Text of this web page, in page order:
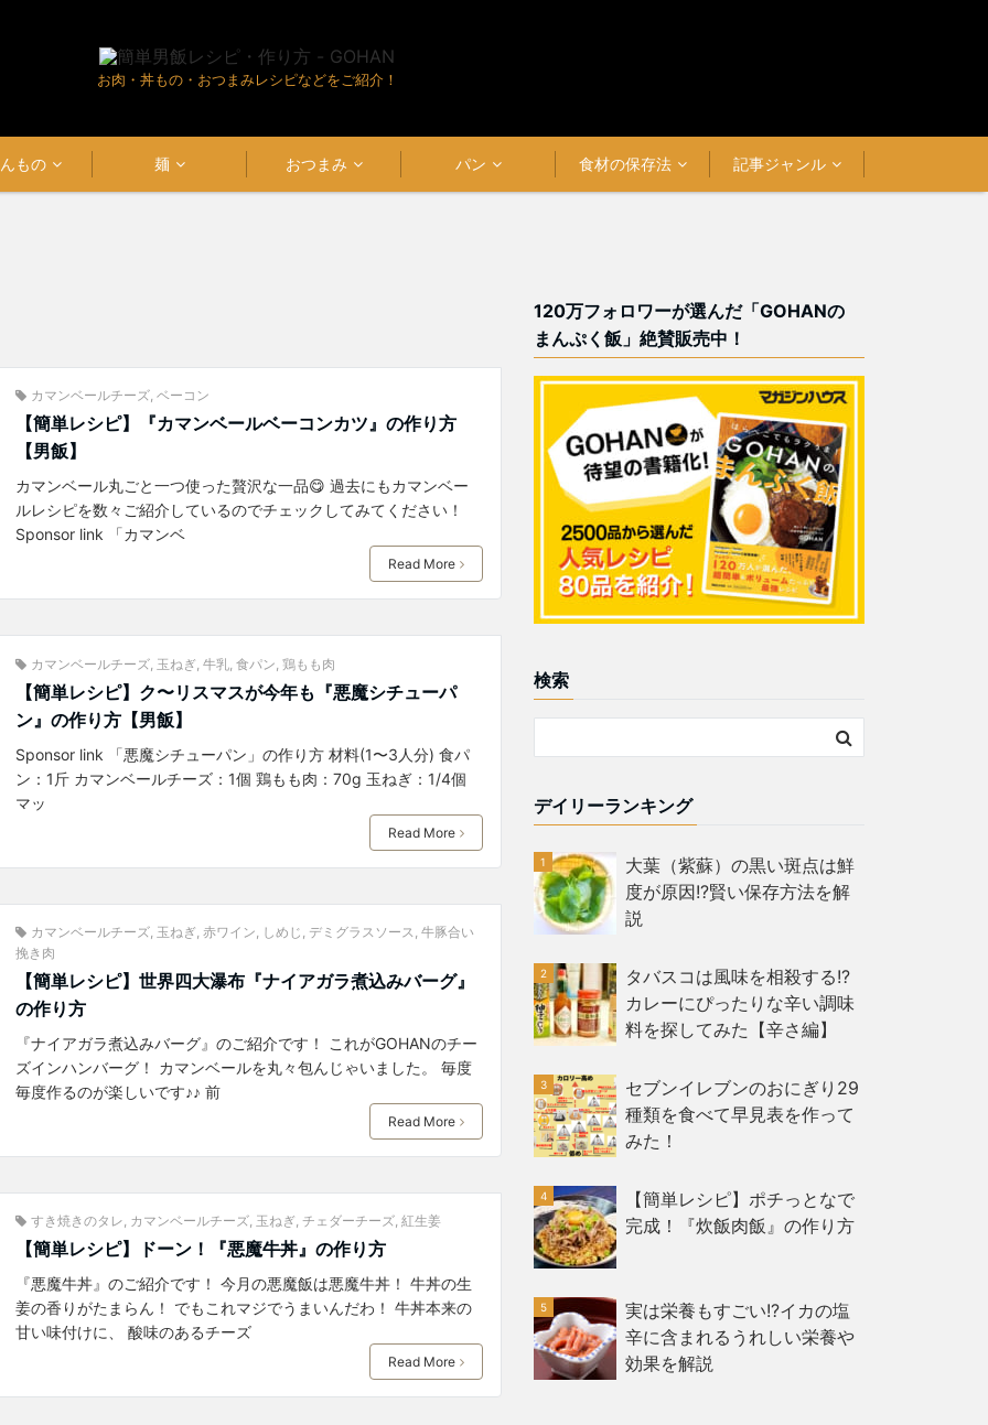
お肉・丼もの・おつまみレシピなどをご紹介！
もの 麺 おつまみ パン 食材の保存法 記事ジャンル
カマンベールチーズ, ベーコン
【簡単レシピ】『カマンベールベーコンカツ』の作り方
【男飯】
カマンベール丸ごと一つ使った贅沢な一品😋 過去にもカマンベー
ルレシピを数々ご紹介しているのでチェックしてみてください！
Sponsor link 「カマンベ
Read More
カマンベールチーズ, 玉ねぎ 牛乳, 食パン 鶏もも肉
【簡単レシピ】ク〜リスマスが今年も『悪魔シチューパ
ン』の作り方【男飯】
Sponsor link 「悪魔シチューパン」の作り方 材料(1〜3人分) 食パ
ン：1斤 カマンベールチーズ：1個 鶏もも肉：70g 玉ねぎ：1/4個
マッ
Read More
カマンベールチーズ, 玉ねぎ 赤ワイン しめじ デミグラスソース 牛豚合い
挽き肉
【簡単レシピ】世界四大瀑布『ナイアガラ煮込みバーグ』
の作り方
『ナイアガラ煮込みバーグ』のご紹介です！ これがGOHANのチー
ズインハンバーグ！ カマンベールを丸々包んじゃいました。 毎度
毎度作るのが楽しいです♪♪ 前
Read More
すき焼きのタレ, カマンベールチーズ, 玉ねぎ, チェダーチーズ, 紅生姜
【簡単レシピ】ドーン！『悪魔牛丼』の作り方
『悪魔牛丼』のご紹介です！ 今月の悪魔飯は悪魔牛丼！ 牛丼の生
姜の香りがたまらん！ でもこれマジでうまいんだわ！ 牛丼本来の
甘い味付けに、 酸味のあるチーズ
Read More
120万フォロワーが選んだ「GOHANの
まんぷく飯」絶賛販売中！
検索
デイリーランキング
大葉（紫蘇）の黒い斑点は鮮
度が原因!?賢い保存方法を解
説
タバスコは風味を相殺する!?
カレーにぴったりな辛い調味
料を探してみた【辛さ編】
セブンイレブンのおにぎり29
種類を食べて早見表を作って
みた！
【簡単レシピ】ポチっとなで
完成！『炊飯肉飯』の作り方
実は栄養もすごい!?イカの塩
辛に含まれるうれしい栄養や
効果を解説